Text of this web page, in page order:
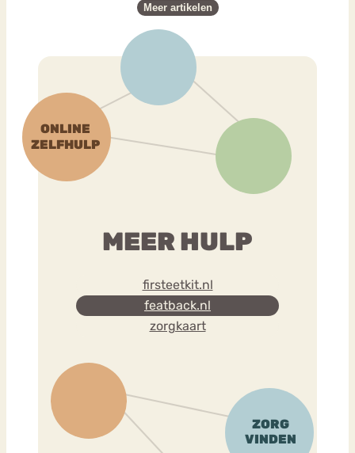
Meer artikelen
MEER HULP
firsteetkit.nl
featback.nl
zorgkaart